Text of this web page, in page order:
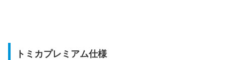
トミカプレミアム仕様